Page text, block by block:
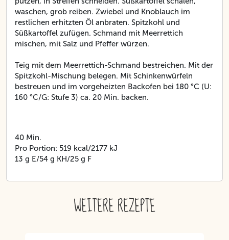
waschen, grob reiben. Zwiebel und Knoblauch im
restlichen erhitzten Öl anbraten. Spitzkohl und
Süßkartoffel zufügen. Schmand mit Meerrettich
mischen, mit Salz und Pfeffer würzen.
Teig mit dem Meerrettich-Schmand bestreichen. Mit der
Spitzkohl-Mischung belegen. Mit Schinkenwürfeln
bestreuen und im vorgeheizten Backofen bei 180 °C (U:
160 °C/G: Stufe 3) ca. 20 Min. backen.
40 Min.
Pro Portion: 519 kcal/2177 kJ
13 g E/54 g KH/25 g F
WEITERE REZEPTE